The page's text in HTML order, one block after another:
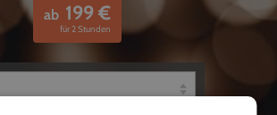
ab 199€
für 2 Stunden